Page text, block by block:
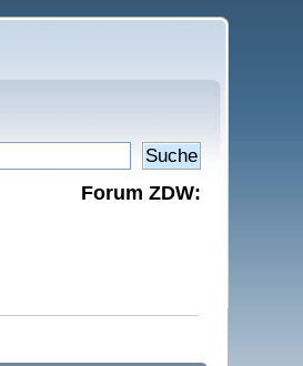
Forum ZDW: